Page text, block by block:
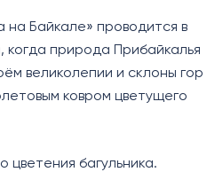
на Байкале» проводится в
природа Прибайкалья
великолепии и склоны гор
ковром цветущего
цветения багульника.